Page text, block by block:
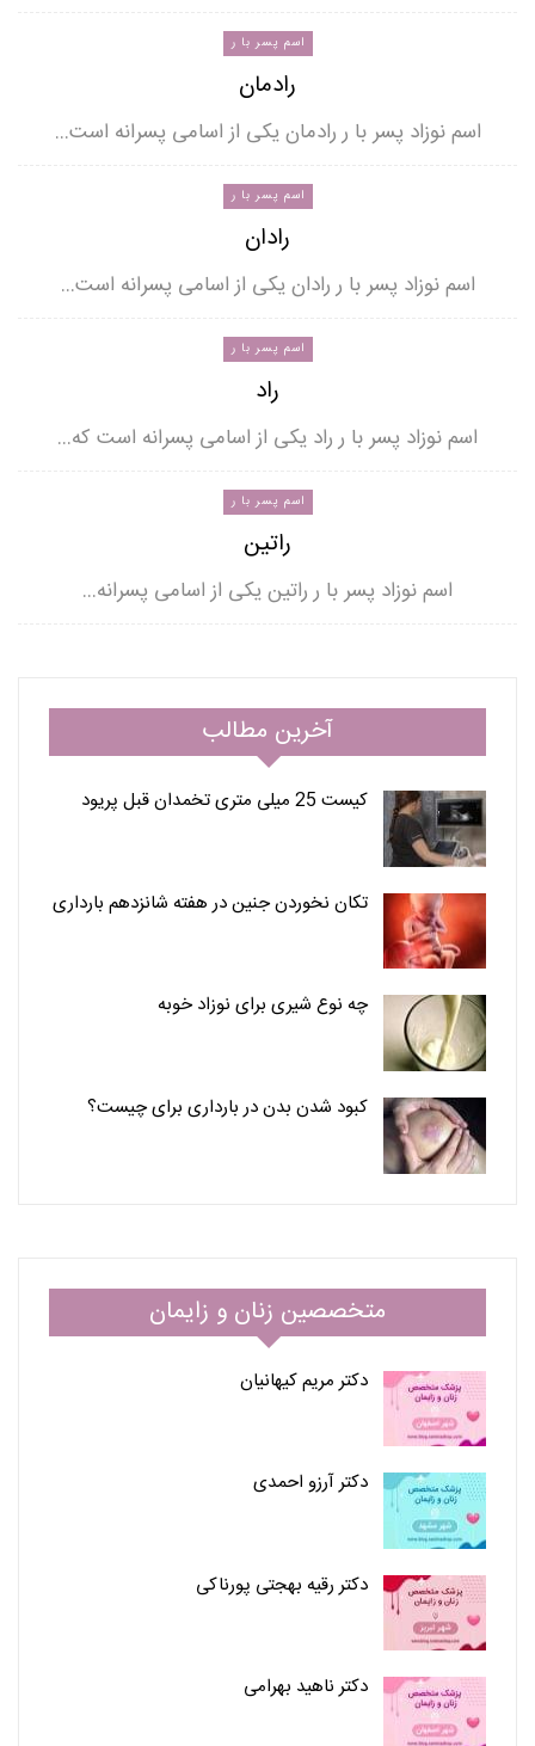
اسم پسر با ر
رادمان
اسم نوزاد پسر با ر رادمان یکی از اسامی پسرانه است…
اسم پسر با ر
رادان
اسم نوزاد پسر با ر رادان یکی از اسامی پسرانه است…
اسم پسر با ر
راد
اسم نوزاد پسر با ر راد یکی از اسامی پسرانه است که…
اسم پسر با ر
راتین
اسم نوزاد پسر با ر راتین یکی از اسامی پسرانه…
آخرین مطالب
کیست 25 میلی متری تخمدان قبل پریود
تکان نخوردن جنین در هفته شانزدهم بارداری
چه نوع شیری برای نوزاد خوبه
کبود شدن بدن در بارداری برای چیست؟
متخصصین زنان و زایمان
دکتر مریم کیهانیان
دکتر آرزو احمدی
دکتر رقیه بهجتی پورناکی
دکتر ناهید بهرامی